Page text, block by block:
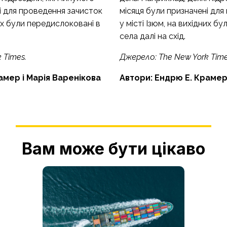
для проведення зачисток
були передислоковані в
Times.
і Марія Варенікова
місяця були призначені
у місті Ізюм, на вихідних
села далі на схід.
Джерело: The New York
Автори: Ендрю Е. Крамер
Вам може бути цікаво